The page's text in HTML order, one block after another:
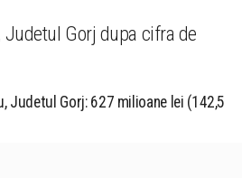
Gorj dupa cifra de
Judetul Gorj: 627 milioane lei (142,5